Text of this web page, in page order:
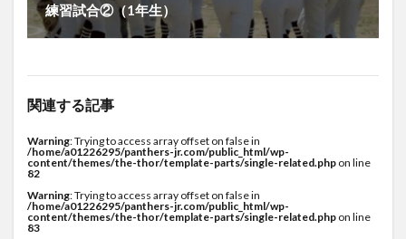
練習試合②（1年生）
関連する記事
Warning: Trying to access array offset on false in
/home/a01226295/panthers-jr.com/public_html/wp-
content/themes/the-thor/template-parts/single-related.php on line
82
Warning: Trying to access array offset on false in
/home/a01226295/panthers-jr.com/public_html/wp-
content/themes/the-thor/template-parts/single-related.php on line
83